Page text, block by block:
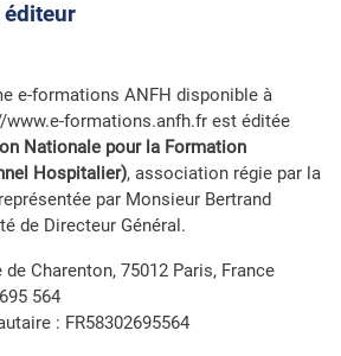
e-formations ANFH disponible à
www.e-formations.anfh.fr est éditée
Nationale pour la Formation
Hospitalier), association régie par la
par Monsieur Bertrand
de Directeur Général.
Charenton, 75012 Paris, France
564
: FR58302695564